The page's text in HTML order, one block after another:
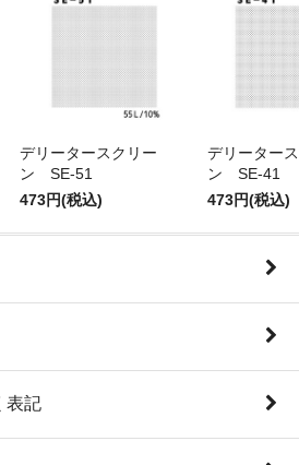
デリータースクリー
ン SE-51
473円(税込)
デリーター
ン SE-41
473円(税込)
表記